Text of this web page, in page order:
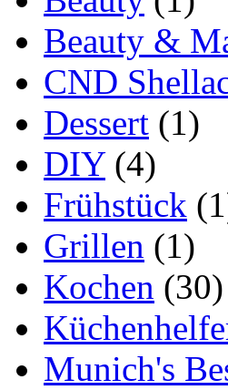
Beauty &
CND
Dessert (1)
DIY(4)
Frühstück
Grillen (1)
Kochen (30)
Munich's